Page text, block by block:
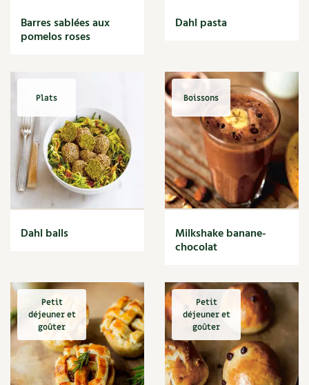
Barres sablées aux
pomelos roses
Dahl pasta
Plats
Dahl balls
Boissons
Milkshake banane-
chocolat
Petit
déjeuner et
goûter
Petit
déjeuner et
goûter